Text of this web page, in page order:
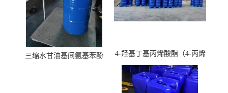
三缩水甘油基间氨基苯酚
4-羟基丁基丙烯酸酯（4-丙烯
酸羟丁酯）